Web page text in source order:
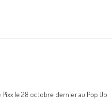
le 28 octobre dernier au Pop Up